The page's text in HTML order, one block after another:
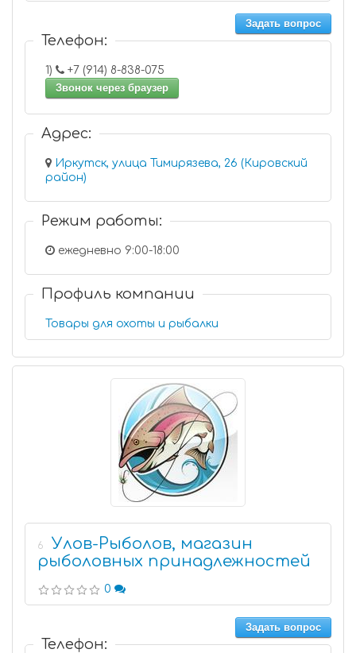
Задать вопрос
Телефон:
1)
+7 (914) 8-838-075
Звонок через браузер
Адрес:
Иркутск, улица Тимирязева, 26 (Кировский
район)
Режим работы:
ежедневно 9:00-18:00
Профиль компании
Товары для охоты и рыбалки
6
Улов-Рыболов, магазин
рыболовных принадлежностей
0
Задать вопрос
Телефон: